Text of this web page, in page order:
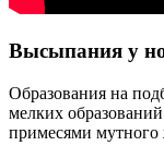
Высыпания у
Образования на
мелких
примесями мутного